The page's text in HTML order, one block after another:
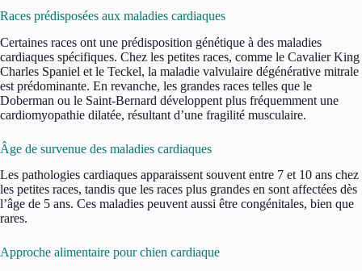
Races prédisposées aux maladies cardiaques
Certaines races ont une prédisposition génétique à des maladies
cardiaques spécifiques. Chez les petites races, comme le Cavalier King
Charles Spaniel et le Teckel, la maladie valvulaire dégénérative mitrale
est prédominante. En revanche, les grandes races telles que le
Doberman ou le Saint-Bernard développent plus fréquemment une
cardiomyopathie dilatée, résultant d’une fragilité musculaire.
Âge de survenue des maladies cardiaques
Les pathologies cardiaques apparaissent souvent entre 7 et 10 ans chez
les petites races, tandis que les races plus grandes en sont affectées dès
l’âge de 5 ans. Ces maladies peuvent aussi être congénitales, bien que
rares.
Approche alimentaire pour chien cardiaque